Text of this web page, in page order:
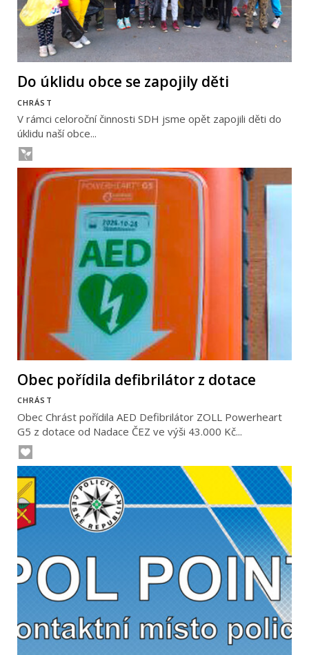
Do úklidu obce se zapojily děti
CHRÁST
V rámci celoroční činnosti SDH jsme opět zapojili děti do
úklidu naší obce...
Obec pořídila defibrilátor z dotace
CHRÁST
Obec Chrást pořídila AED Defibrilátor ZOLL Powerheart
G5 z dotace od Nadace ČEZ ve výši 43.000 Kč...